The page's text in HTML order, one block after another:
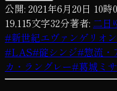
公開: 2021年6月20日 10時
19,115文字32分著者: 二日
#新世紀エヴァンゲリオン
#LAS#碇シンジ#惣流・
カ・ラングレー#葛城ミ